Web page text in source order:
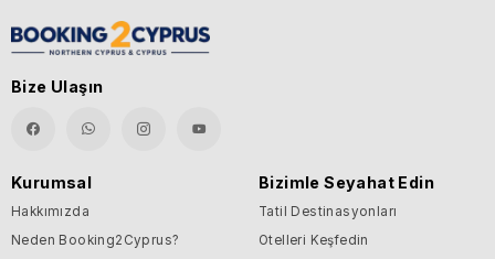
Bize Ulaşın
Kurumsal
Hakkımızda
Neden Booking2Cyprus?
Bizimle Seyahat Edin
Tatil Destinasyonları
Otelleri Keşfedin